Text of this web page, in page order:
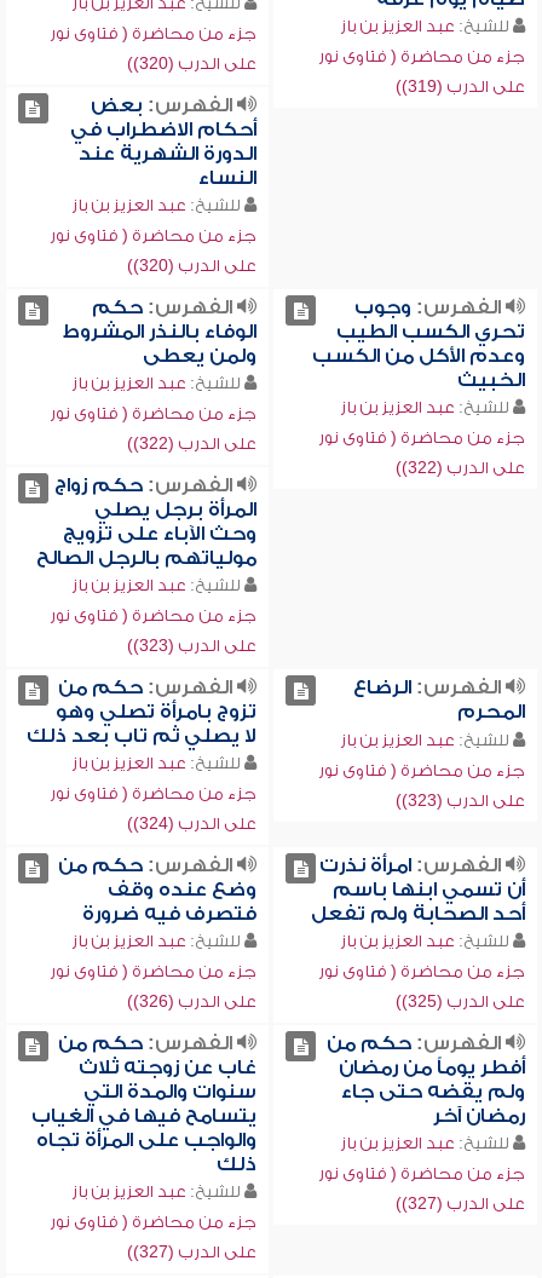
للشيخ: عبد العزيز بن باز
جزء من محاضرة ( فتاوى نور
على الدرب (319))
جزء من محاضرة ( فتاوى نور
على الدرب (320))
الفهرس: بعض
أحكام الاضطراب في
الدورة الشهرية عند
النساء
للشيخ: عبد العزيز بن باز
جزء من محاضرة ( فتاوى نور
على الدرب (320))
الفهرس: وجوب
تحري الكسب الطيب
وعدم الأكل من الكسب
الخبيث
للشيخ: عبد العزيز بن باز
جزء من محاضرة ( فتاوى نور
على الدرب (322))
الفهرس:حكم
الوفاء بالنذر المشروط
ولمن يعطى
للشيخ: عبد العزيز بن باز
جزء من محاضرة ( فتاوى نور
على الدرب (322))
الفهرس:حكم زواج
المرأة برجل يصلي
وحث الآباء على تزويج
مولياتهم بالرجل الصالح
للشيخ: عبد العزيز بن باز
جزء من محاضرة ( فتاوى نور
على الدرب (323))
الفهرس:الرضاع
المحرم
للشيخ: عبد العزيز بن باز
جزء من محاضرة ( فتاوى نور
على الدرب (323))
الفهرس:حكم من
تزوج بامرأة تصلي وهو
لا يصلي ثم تاب بعد ذلك
للشيخ: عبد العزيز بن باز
جزء من محاضرة ( فتاوى نور
على الدرب (324))
الفهرس:امرأة نذرت
أن تسمي ابنها باسم
أحد الصحابة ولم تفعل
للشيخ: عبد العزيز بن باز
جزء من محاضرة ( فتاوى نور
على الدرب (325))
الفهرس:حكم من
وضع عنده وقف
فتصرف فيه ضرورة
للشيخ: عبد العزيز بن باز
جزء من محاضرة ( فتاوى نور
على الدرب (326))
الفهرس:حكم من
أفطر يوماً من رمضان
ولم يقضه حتى جاء
رمضان آخر
للشيخ: عبد العزيز بن باز
جزء من محاضرة ( فتاوى نور
على الدرب (327))
الفهرس:حكم من
غاب عن زوجته ثلاث
سنوات والمدة التي
يتسامح فيها في الغياب
والواجب على المرأة تجاه
ذلك
للشيخ: عبد العزيز بن باز
جزء من محاضرة ( فتاوى نور
على الدرب (327))